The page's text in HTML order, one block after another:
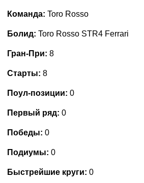
Команда: Toro Rosso
Болид: Toro Rosso STR4 Ferrari
Гран-При: 8
Старты: 8
Поул-позиции: 0
Первый ряд: 0
Победы: 0
Подиумы: 0
Быстрейшие круги: 0